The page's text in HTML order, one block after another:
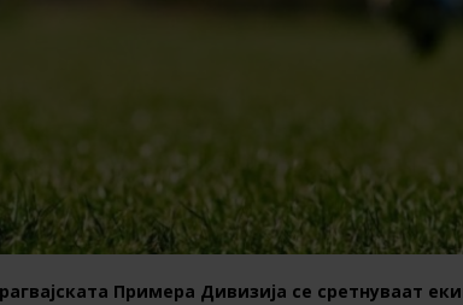
Примера Дивизија се сретнуваат